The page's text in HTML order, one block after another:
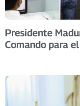
Presidente
Comando para